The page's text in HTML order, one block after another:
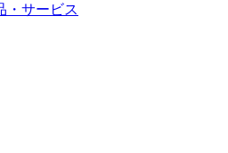
・サービス